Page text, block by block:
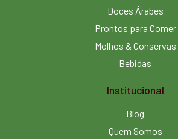
Doces Árabes
Prontos para Comer
Molhos & Conservas
Bebidas
Institucional
Blog
Quem Somos